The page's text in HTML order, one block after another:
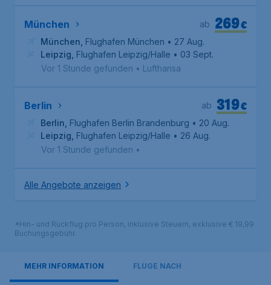
München €
269
ab
München Flughafen München • 27 Aug.
Leipzig Flughafen Leipzig/Halle • 03 Sept.
Vor 1 Stunde gefunden • Lufthansa
Berlin €
319
ab
Berlin Flughafen Berlin Brandenburg • 20 Aug.
Leipzig Flughafen Leipzig/Halle • 26 Aug.
Vor 1 Stunde gefunden •
Alle Angebote anzeigen
*Hin- und Rückflug pro Person, inklusive Steuern, exklusive € 19,99
Buchungsgebühr.
MEHR INFORMATION FLÜGE NACH